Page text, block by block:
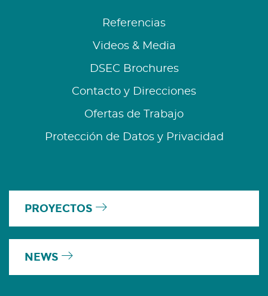
Referencias
Videos & Media
DSEC Brochures
Contacto y Direcciones
Ofertas de Trabajo
Protección de Datos y Privacidad
PROYECTOS
NEWS